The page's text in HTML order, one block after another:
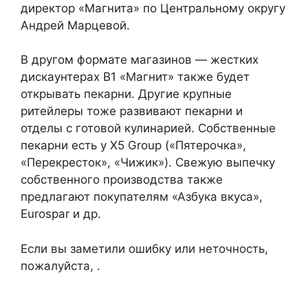
директор «Магнита» по Центральному округу
Андрей Марцевой.
В другом формате магазинов — жестких
дискаунтерах В1 «Магнит» также будет
открывать пекарни. Другие крупные
ритейлеры тоже развивают пекарни и
отделы с готовой кулинарией. Собственные
пекарни есть у X5 Group («Пятерочка»,
«Перекресток», «Чижик»). Свежую выпечку
собственного производства также
предлагают покупателям «Азбука вкуса»,
Eurospar и др.
Если вы заметили ошибку или неточность,
пожалуйста, .